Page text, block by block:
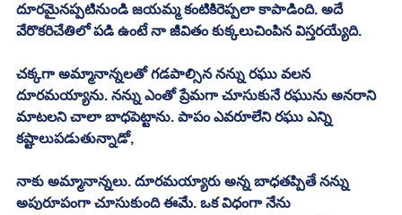
దూరమైనప్పటినుండి జయమ్మ కంటికిరెప్పలా కాపాడింది. అదే
వేరొకరిచేతిలో పడి ఉంటే నా జీవితం కుక్కలుచింపిన విస్తరయ్యేది.
చక్కగా అమ్మానాన్నలతో గడపాల్సిన నన్ను రఘు వలన
దూరమయ్యాను. నన్ను ఎంతో ప్రేమగా చూసుకునే రఘును అనరాని
మాటలని చాలా బాధపెట్టాను. పాపం ఎవరూలేని రఘు ఎన్ని
కష్టాలుపడుతున్నాడో,
నాకు అమ్మానాన్నలు. దూరమయ్యారు అన్న బాధతప్పితే నన్ను
అపురూపంగా చూసుకుంది ఈమే. ఒక విధంగా నేను